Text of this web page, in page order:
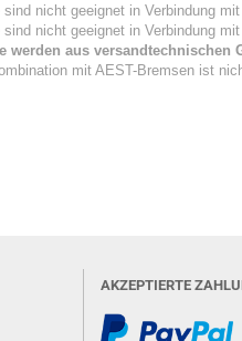
nicht geeignet in Verbindung mit
nicht geeignet in Verbindung mit
werden aus versandtechnischen
mit AEST-Bremsen ist
AKZEPTIERTE